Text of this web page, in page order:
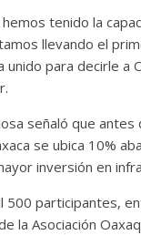
tenido la
llevando el
unido para decirle a
señaló que antes
se ubica 10%
inversión en
500 participantes,
la Asociación